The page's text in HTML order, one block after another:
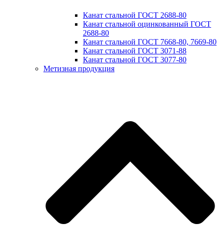
Канат стальной ГОСТ 2688-80
Канат стальной оцинкованный ГОСТ
2688-80
Канат стальной ГОСТ 7668-80, 7669-80
Канат стальной ГОСТ 3071-88
Канат стальной ГОСТ 3077-80
Метизная продукция